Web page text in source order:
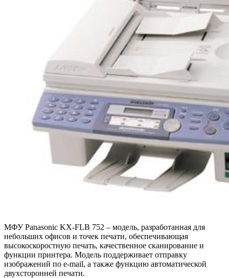
МФУ Panasonic KX-FLB 752 – модель, разработанная для
небольших офисов и точек печати, обеспечивающая
высокоскоростную печать, качественное сканирование и
функции принтера. Модель поддерживает отправку
изображений по e-mail, а также функцию автоматической
двухсторонней печати.